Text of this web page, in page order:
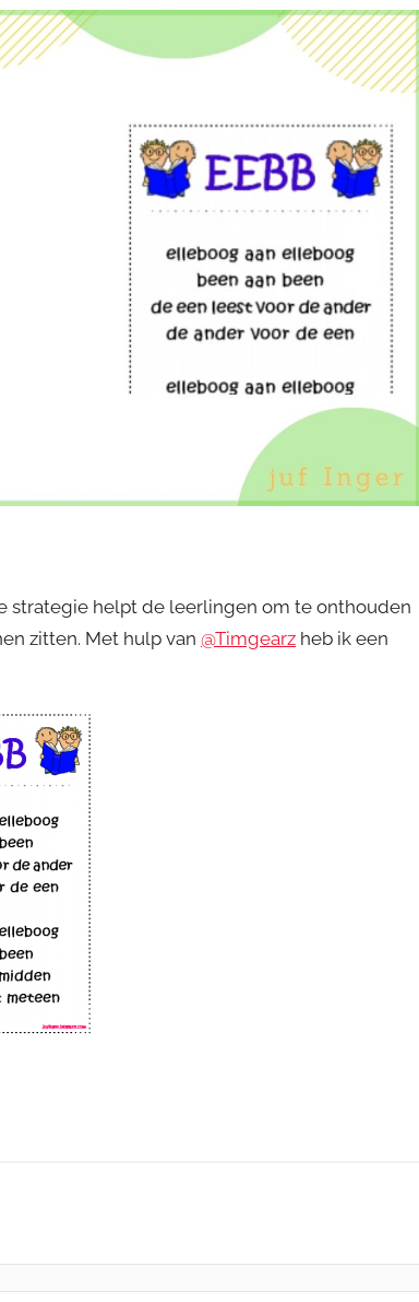
strategie helpt de leerlingen om te onthouden
zitten. Met hulp van @Timgearz heb ik een